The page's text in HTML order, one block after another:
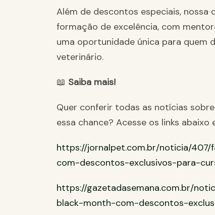
Além de descontos especiais,
formação de excelência, com
uma oportunidade única para quem
veterinário.
📖 Saiba mais!
Quer conferir todas as notícias
essa chance? Acesse os links
https://jornalpet.com.br/noticia/
com-descontos-exclusivos-para-
https://gazetadasemana.com.br/
black-month-com-descontos-